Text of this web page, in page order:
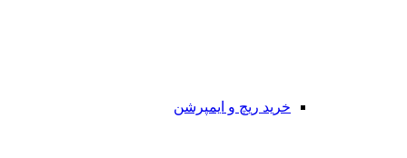
خرید ریچ و ایمپرشن